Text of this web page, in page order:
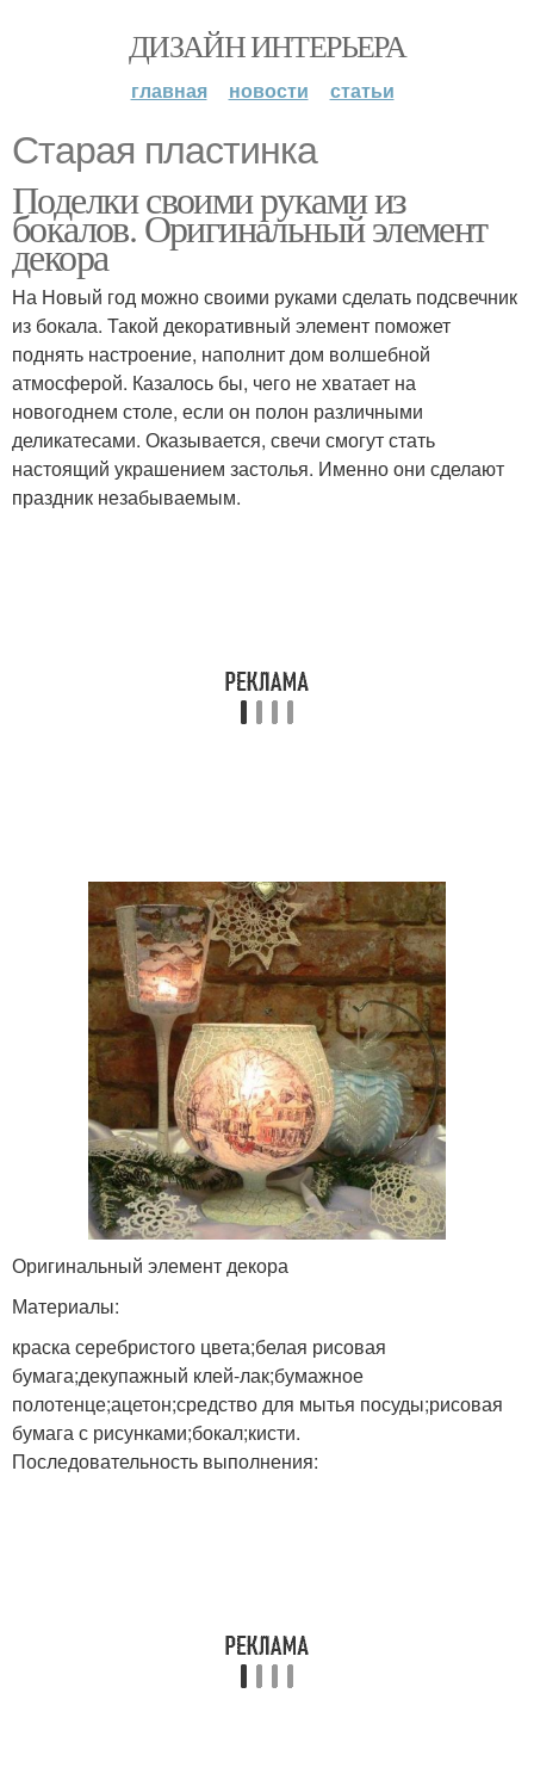
ДИЗАЙН ИНТЕРЬЕРА
главная новости статьи
Старая пластинка
Поделки своими руками из
бокалов. Оригинальный элемент
декора
На Новый год можно своими руками сделать подсвечник
из бокала. Такой декоративный элемент поможет
поднять настроение, наполнит дом волшебной
атмосферой. Казалось бы, чего не хватает на
новогоднем столе, если он полон различными
деликатесами. Оказывается, свечи смогут стать
настоящий украшением застолья. Именно они сделают
праздник незабываемым.
Оригинальный элемент декора
Материалы:
краска серебристого цвета;белая рисовая
бумага;декупажный клей-лак;бумажное
полотенце;ацетон;средство для мытья посуды;рисовая
бумага с рисунками;бокал;кисти.
Последовательность выполнения: